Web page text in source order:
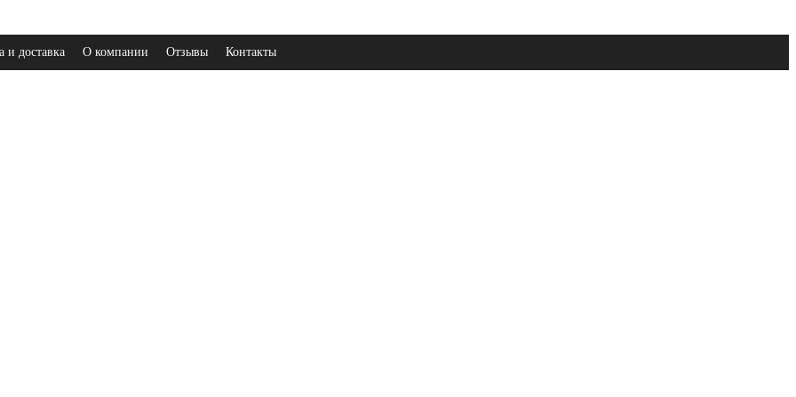
и доставка О компании Отзывы Контакты